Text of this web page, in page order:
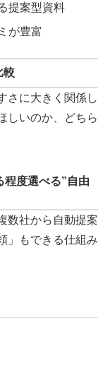
提案型資料
が豊富
較
さに大きく関係し
しいのか、どちら
程度選べる”自由
数社から自動提案
」もできる仕組み